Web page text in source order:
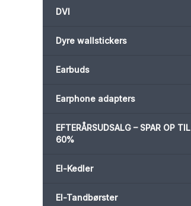
DVI
Dyre wallstickers
Earbuds
Earphone adapters
EFTERÅRSUDSALG – SPAR OP TIL
60%
El-Kedler
El-Tandbørster